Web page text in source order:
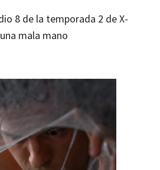
8 de la temporada 2 de X-
mala mano